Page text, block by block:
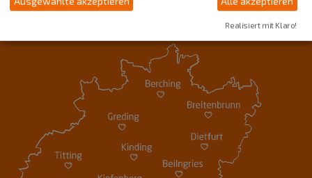
Realisiert mit Klaro!